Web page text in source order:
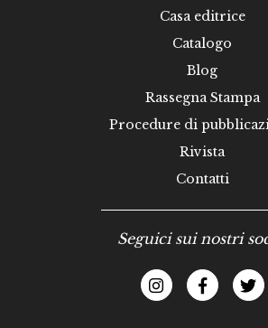
Casa editrice
Catalogo
Blog
Rassegna Stampa
Procedure di
Rivista
Contatti
Seguici sui nostri